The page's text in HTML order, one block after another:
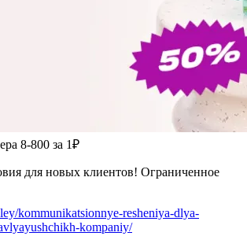
8-800 за 1₽
для новых клиентов! Ограниченное
kommunikatsionnye-resheniya-dlya-
kompaniy/